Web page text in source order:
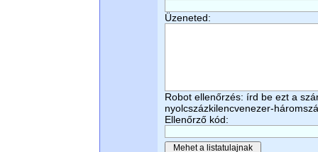
Üzeneted:
Robot ellenőrzés: írd be ezt a
nyolcszázkilencvenezer-
Ellenőrző kód: